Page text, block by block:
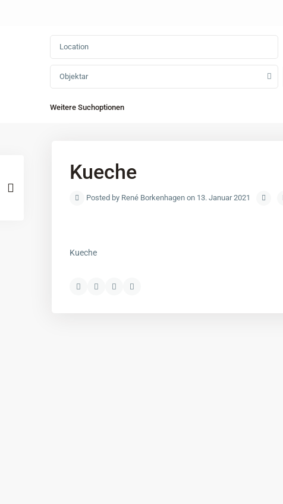
Objektar
Weitere Suchoptionen
Kueche
Posted by René Borkenhagen on 13. Januar 2021
Kueche